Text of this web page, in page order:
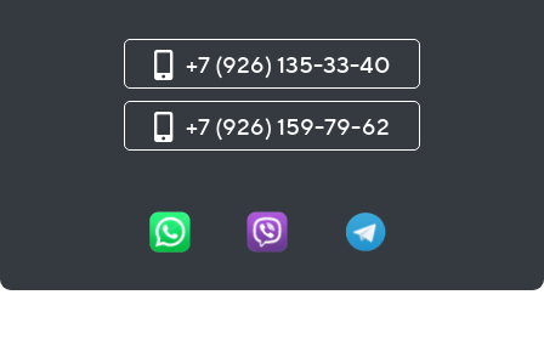
+7 (926) 135-33-40
+7 (926) 159-79-62